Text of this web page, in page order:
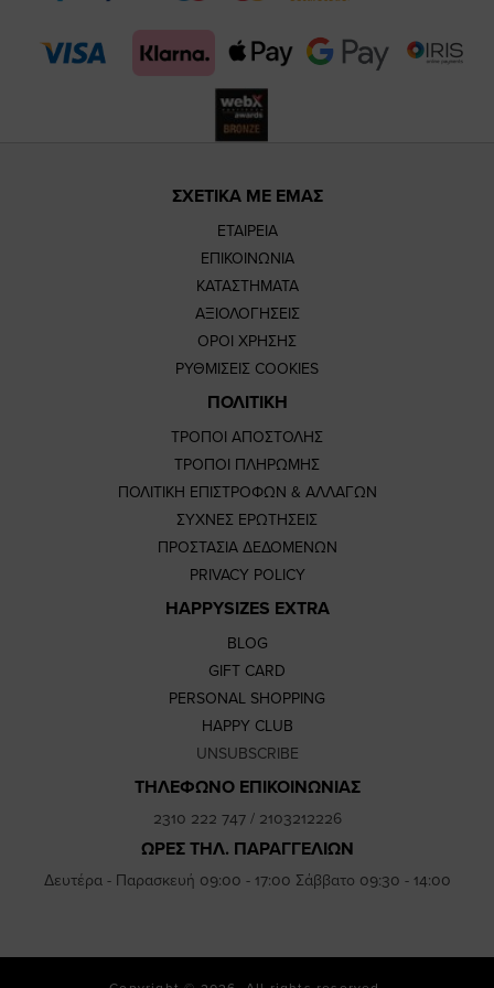
pagepage
ΣΧΕΤΙΚΑ ΜΕ ΕΜΑΣ
ΕΤΑΙΡΕΙΑ
ΕΠΙΚΟΙΝΩΝΙΑ
ΚΑΤΑΣΤΗΜΑΤΑ
ΑΞΙΟΛΟΓΗΣΕΙΣ
ΟΡΟΙ ΧΡΗΣΗΣ
ΡΥΘΜΙΣΕΙΣ COOKIES
ΠΟΛΙΤΙΚΗ
ΤΡΟΠΟΙ ΑΠΟΣΤΟΛΗΣ
ΤΡΟΠΟΙ ΠΛΗΡΩΜΗΣ
ΠΟΛΙΤΙΚΗ ΕΠΙΣΤΡΟΦΩΝ & ΑΛΛΑΓΩΝ
ΣΥΧΝΕΣ ΕΡΩΤΗΣΕΙΣ
ΠΡΟΣΤΑΣΙΑ ΔΕΔΟΜΕΝΩΝ
PRIVACY POLICY
HAPPYSIZES EXTRA
BLOG
GIFT CARD
PERSONAL SHOPPING
HAPPY CLUB
UNSUBSCRIBE
ΤΗΛΕΦΩΝΟ ΕΠΙΚΟΙΝΩΝΙΑΣ
2310 222 747/ 2103212226
ΩΡΕΣ ΤΗΛ. ΠΑΡΑΓΓΕΛΙΩΝ
Δευτέρα - Παρασκευή 09:00 - 17:00 Σάββατο 09:30 - 14:00